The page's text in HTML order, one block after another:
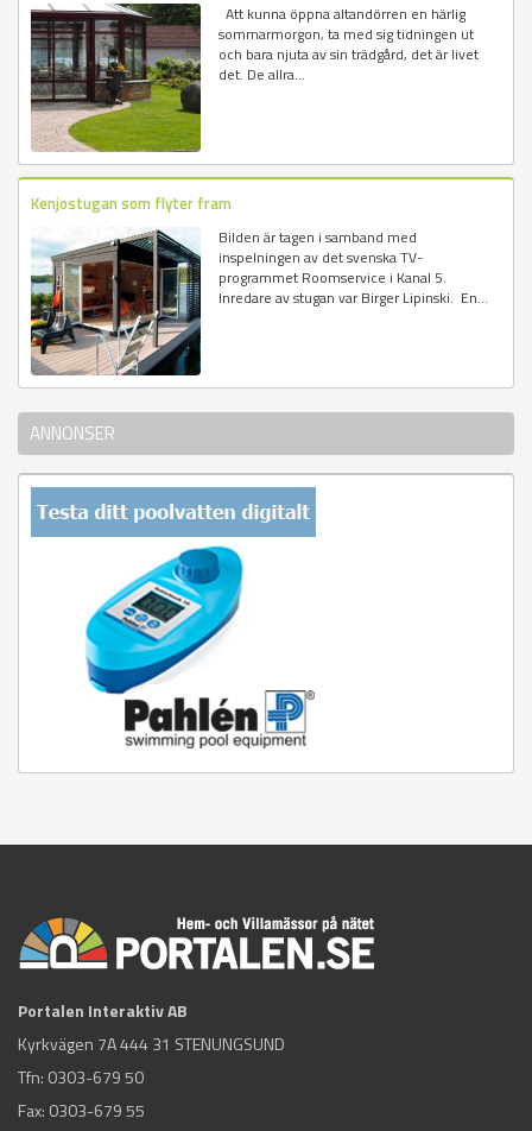
Att kunna öppna altandörren en härlig
sommarmorgon, ta med sig tidningen ut
och bara njuta av sin trädgård, det är livet
det. De allra...
Kenjostugan som flyter fram
Bilden är tagen i samband med
inspelningen av det svenska TV-
programmet Roomservice i Kanal 5.
Inredare av stugan var Birger Lipinski. En...
ANNONSER
Portalen Interaktiv AB
Kyrkvägen 7A 444 31 STENUNGSUND
Tfn: 0303-679 50
Fax: 0303-679 55